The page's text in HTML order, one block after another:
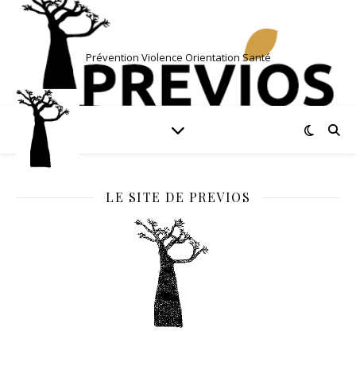
Prévention Violence Orientation Santé
LE SITE DE PREVIOS